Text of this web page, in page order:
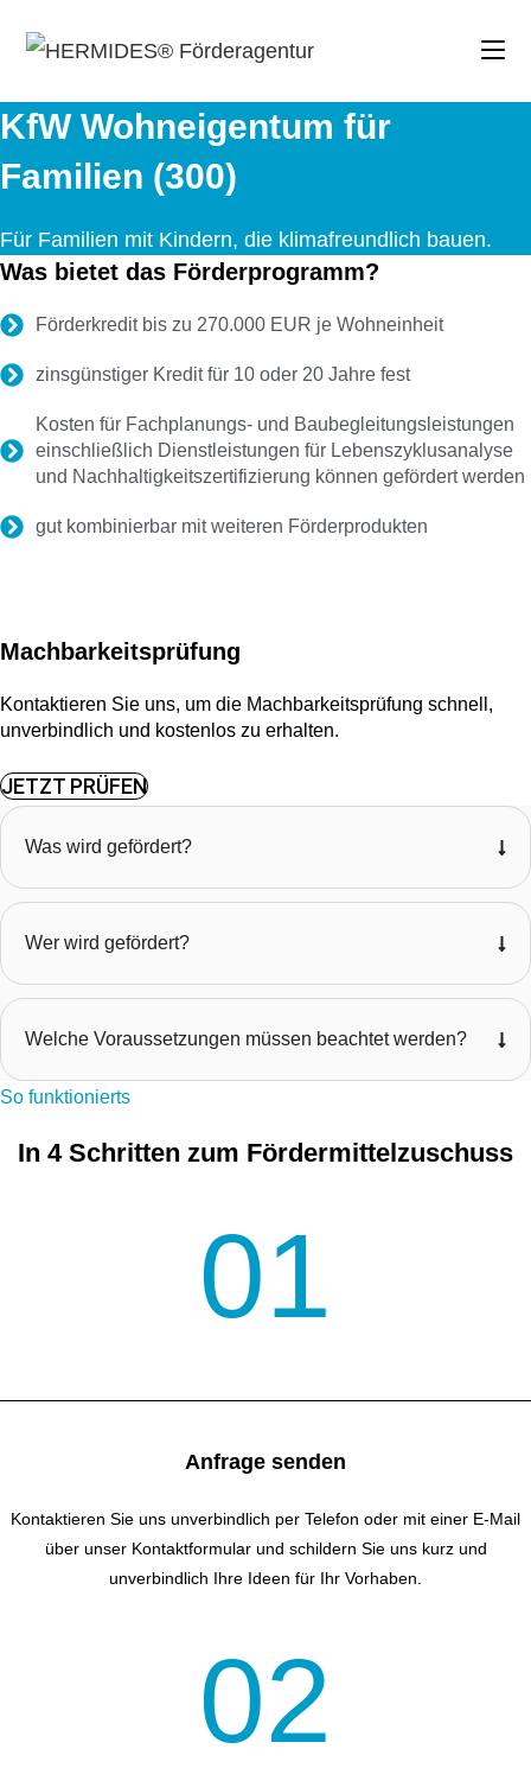
Inhalt
KfW Wohneigentum für
Familien (300)
Für Familien mit Kindern, die klimafreundlich bauen.
Was bietet das Förderprogramm?
Förderkredit bis zu 270.000 EUR je Wohneinheit
zinsgünstiger Kredit für 10 oder 20 Jahre fest
Kosten für Fachplanungs- und Baubegleitungsleistungen
einschließlich Dienstleistungen für Lebenszyklusanalyse
und Nachhaltigkeitszertifizierung können gefördert werden
gut kombinierbar mit weiteren Förderprodukten
Machbarkeitsprüfung
Kontaktieren Sie uns, um die Machbarkeitsprüfung schnell,
unverbindlich und kostenlos zu erhalten.
JETZT PRÜFEN
Was wird gefördert?
Wer wird gefördert?
Welche Voraussetzungen müssen beachtet werden?
So funktionierts
In 4 Schritten zum Fördermittelzuschuss
01
Anfrage senden
Kontaktieren Sie uns unverbindlich per Telefon oder mit einer E-Mail
über unser Kontakt­formular und schildern Sie uns kurz und
unverbindlich Ihre Ideen für Ihr Vorhaben.
02